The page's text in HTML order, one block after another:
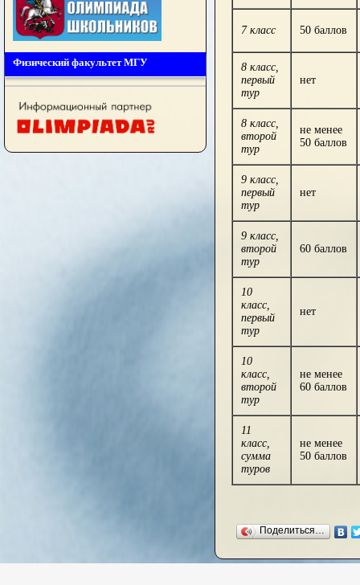
Физический факультет МГУ
7 класс 50 баллов
8 класс,
первый
тур
нет
8 класс,
второй
тур
не менее
50 баллов
9 класс,
первый
тур
нет
9 класс,
второй
тур
60 баллов
10
класс,
первый
тур
нет
10
класс,
второй
тур
не менее
60 баллов
11
класс,
сумма
туров
не менее
50 баллов
Поделиться…